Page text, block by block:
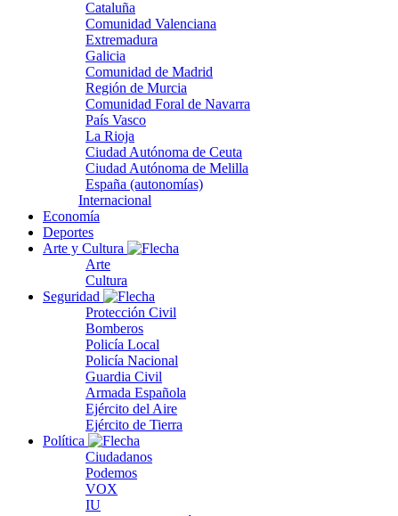
Cataluña
Comunidad Valenciana
Extremadura
Galicia
Comunidad de Madrid
Región de Murcia
Comunidad Foral de Navarra
País Vasco
La Rioja
Ciudad Autónoma de Ceuta
Ciudad Autónoma de Melilla
España (autonomías)
Internacional
Economía
Deportes
Arte y Cultura
Arte
Cultura
Seguridad
Protección Civil
Bomberos
Policía Local
Policía Nacional
Guardia Civil
Armada Española
Ejército del Aire
Ejército de Tierra
Política
Ciudadanos
Podemos
VOX
IU